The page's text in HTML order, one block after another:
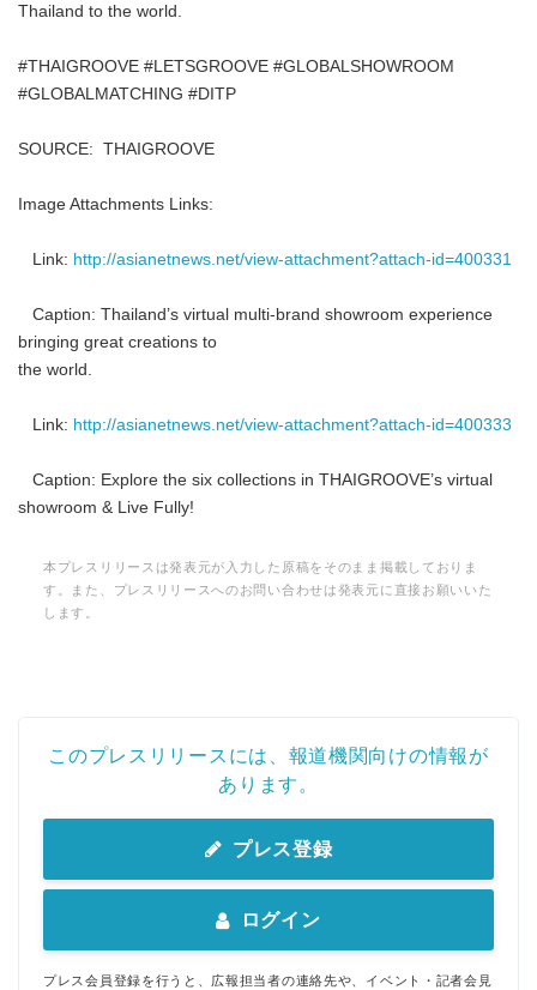
Thailand to the world.
#THAIGROOVE #LETSGROOVE #GLOBALSHOWROOM
#GLOBALMATCHING #DITP
SOURCE: THAIGROOVE
Image Attachments Links:
Link: http://asianetnews.net/view-attachment?attach-id=400331
Caption: Thailand’s virtual multi-brand showroom experience
bringing great creations to
the world.
Link: http://asianetnews.net/view-attachment?attach-id=400333
Caption: Explore the six collections in THAIGROOVE’s virtual
showroom & Live Fully!
本プレスリリースは発表元が入力した原稿をそのまま掲載しておりま
す。また、プレスリリースへのお問い合わせは発表元に直接お願いいた
します。
このプレスリリースには、報道機関向けの情報が
あります。
プレス登録
ログイン
プレス会員登録を行うと、広報担当者の連絡先や、イベント・記者会見